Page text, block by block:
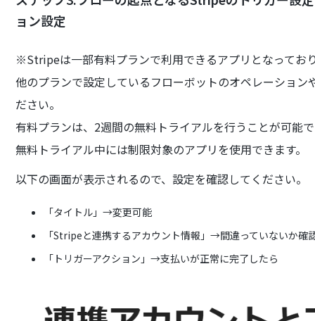
ョン設定
※Stripeは一部有料プランで利用できるアプリとなってお
他のプランで設定しているフローボットのオペレーショ
ださい。
有料プランは、2週間の無料トライアルを行うことが可能
無料トライアル中には制限対象のアプリを使用できます。
以下の画面が表示されるので、設定を確認してください。
「タイトル」→変更可能
「Stripeと連携するアカウント情報」→間違っていないか確
「トリガーアクション」→支払いが正常に完了したら